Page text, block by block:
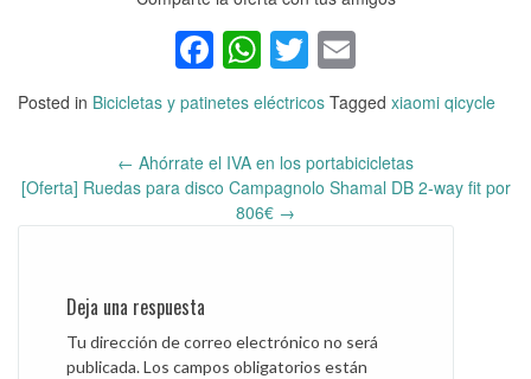
Facebook
WhatsApp
Twitter
Posted in Bicicletas y patinetes eléctricos Tagged xiaomi qicycle
Post
← Ahórrate el IVA en los portabicicletas
[Oferta] Ruedas para disco Campagnolo Shamal DB 2-way fit por
806€ →
Deja una respuesta
Tu dirección de correo electrónico no será
publicada.Los campos obligatorios están